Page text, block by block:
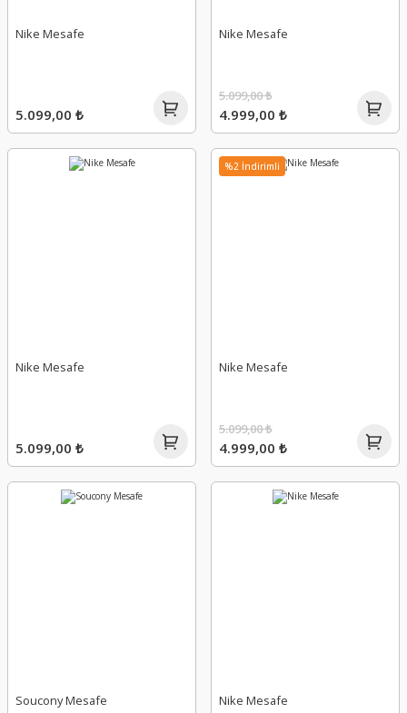
Nike Mesafe
5.099,00 ₺
Nike Mesafe
4.999,00 ₺
5.099,00 ₺
Nike Mesafe
5.099,00 ₺
%2 İndirimli
Nike Mesafe
4.999,00 ₺
5.099,00 ₺
Soucony Mesafe Nike Mesafe